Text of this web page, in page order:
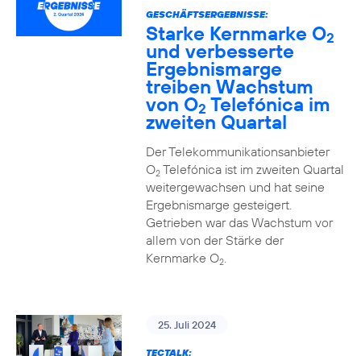
GESCHÄFTSERGEBNISSE:
Starke Kernmarke O2
und verbesserte
Ergebnismarge
treiben Wachstum
von O2 Telefónica im
zweiten Quartal
Der Telekommunikationsanbieter
O2Telefónica ist im zweiten Quartal
weitergewachsen und hat seine
Ergebnismarge gesteigert.
Getrieben war das Wachstum vor
allem von der Stärke der
Kernmarke O2.
25. Juli 2024
TECTALK: